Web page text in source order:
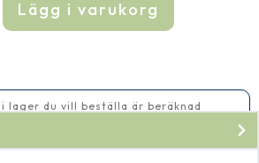
Lägg i varukorg
lager du vill beställa är beräknad